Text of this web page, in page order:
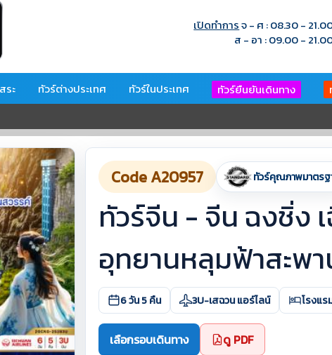
เปิดทำการจ - ศ : 08.30 -
ส - อา : 09.00 -
ระ ทัวร์ต่างประเทศ ทัวร์ในประเทศ ทัวร์ยืนยันเดินทาง
Code A20957 ทัวร์คุณภาพมาตรฐ
ทัวร์จีน - จีน ฉงชิ่ง
อุทยานหลุมฟ้าสะพ
6 วัน 5 คืน 3U-เสฉวน แอร์ไลน์ โรงแร
เลือกรอบเดินทาง ดู PDF